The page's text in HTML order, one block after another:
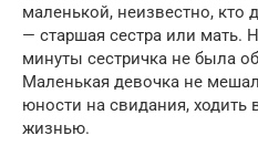
маленькой, неизвестно,
— старшая сестра или мать.
минуты сестричка не была
Маленькая девочка не
юности на свидания,
жизнью.